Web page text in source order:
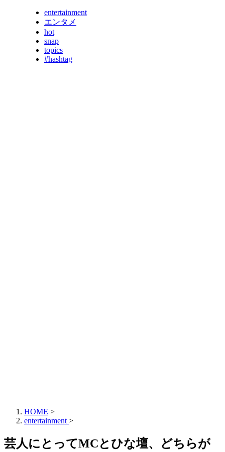
entertainment
エンタメ
hot
snap
topics
#hashtag
HOME >
entertainment >
芸人にとってMCとひな壇、どちらが